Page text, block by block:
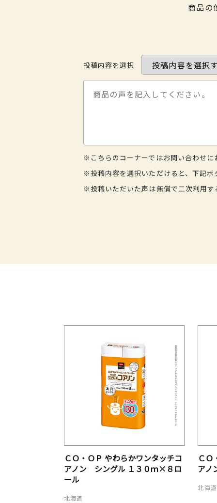
商品の
投稿内容を選択
※こちらのコーナーではお問い合わせに
※投稿内容を選択いただけると、下記ボ
※投稿いただいた声は無償で二次利用す
ＣＯ・ＯＰ やわらかワンタッチコ
アノン シングル １３０ｍ×８ロ
ール
北海道
ＣＯ
アノ
北海道